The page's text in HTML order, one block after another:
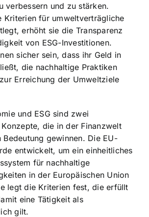
verbessern und zu stärken.
Kriterien für umweltverträgliche
erhöht sie die Transparenz
von ESG-Investitionen.
sicher sein, dass ihr Geld in
die nachhaltige Praktiken
Erreichung der Umweltziele
und ESG sind zwei
die in der Finanzwelt
Bedeutung gewinnen. Die EU-
entwickelt, um ein einheitliches
für nachhaltige
in der Europäischen Union
legt die Kriterien fest, die erfüllt
eine Tätigkeit als
gilt.